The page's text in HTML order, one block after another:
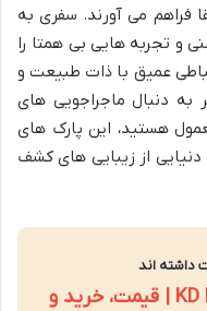
فراهم می آورند. سفری به
و تجربه هایی بی همتا را
عمیق با ذات طبیعت و
به دنبال ماجراجویی های
هستید، این پارک های
دنیایی از زیبایی های کشف
داشته اند
ماینر گلدشل KD Box (KDA) | قیمت، خرید و